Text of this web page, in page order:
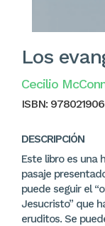
Los
Cecilio
ISBN:
DESCRIPCIÓN
Este libro es una
pasaje
puede seguir el
Jesucristo” que
eruditos. Se